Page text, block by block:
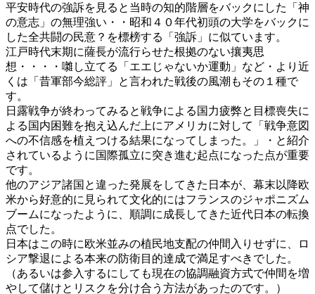
平安時代の強訴を見ると当時の知的階層をバックにした「神
の意志」の無理強い・・昭和４０年代初頭の大学をバックに
した全共闘の民意？を標榜する「強訴」に似ています。
江戸時代末期に薩長が流行らせた根拠のない攘夷思
想・・・・囃し立てる「エエじゃないか運動」など・より近
くは「昔軍部今総評」と言われた戦後の風潮もその１種で
す。
日露戦争が終わってみると戦争による国力疲弊と目標喪失に
よる国内困難を抱え込んだ上にアメリカに対して「戦争意図
への不信感を植えつける結果になってしまった。」・と紹介
されているように国際孤立に突き進む起点になった点が重要
です。
他のアジア諸国と違った発展をしてきた日本が、幕末以降欧
米から好意的に見られて文化的にはフランスのジャポニズム
ブームになったように、順調に成長してきた近代日本の転換
点でした。
日本はこの時に欧米並みの植民地支配の仲間入りせずに、ロ
シア撃退による本来の防衛目的達成で満足すべきでした。
（あるいは参入するにしても現在の協調融資方式で仲間を増
やして儲けとリスクを分け合う方法があったのです。）